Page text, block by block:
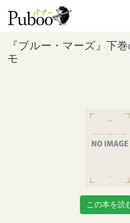
『ブルー・マーズ』下
モ
この本を読